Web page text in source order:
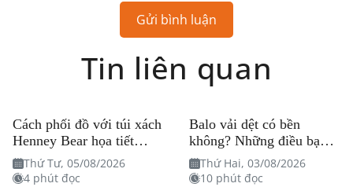
Gửi bình luận
Tin liên quan
Cách phối đồ với túi xách
Henney Bear họa tiết
mang đậm dấu ấn nghệ
thuật?
Thứ Tư, 05/08/2026
4 phút đọc
Balo vải dệt có bền
không? Những điều bạn
nên biết trước khi quyết
định mua
Thứ Hai, 03/08/2026
10 phút đọc